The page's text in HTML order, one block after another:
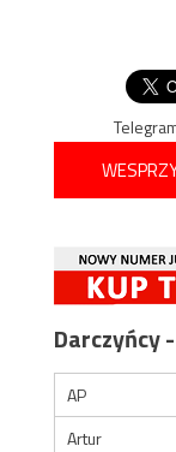
Darczyńcy
AP
Artur